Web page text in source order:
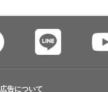
広告について